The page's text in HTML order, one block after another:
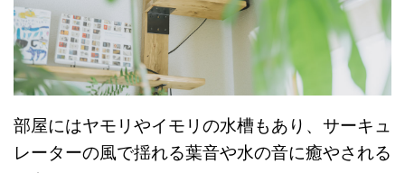
部屋にはヤモリやイモリの水槽もあり、サーキュ
レーターの風で揺れる葉音や水の音に癒やされる